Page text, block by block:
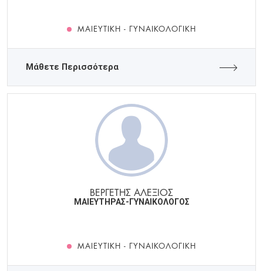
ΜΑΙΕΥΤΙΚΉ - ΓΥΝΑΙΚΟΛΟΓΙΚΉ
Μάθετε Περισσότερα
ΒΕΡΓΕΤΗΣ ΑΛΕΞΙΟΣ
ΜΑΙΕΥΤΗΡΑΣ-ΓΥΝΑΙΚΟΛΟΓΟΣ
ΜΑΙΕΥΤΙΚΉ - ΓΥΝΑΙΚΟΛΟΓΙΚΉ